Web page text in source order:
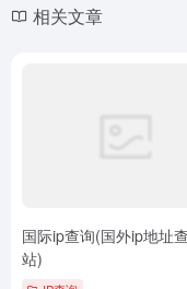
相关文章
国际ip查询(国外ip地址
站)